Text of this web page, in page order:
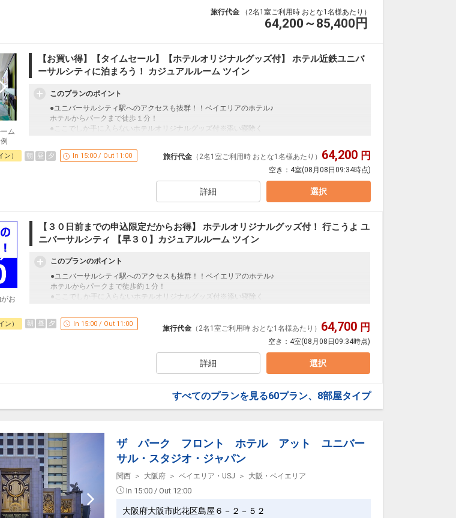
旅行代金 （2名1室ご利用時 おとな1名様あたり）
64,200～85,400 円
ム
【お買い得】【タイムセール】【ホテルオリジナルグッズ付】 ホテル近鉄ユニバ
ーサルシティに泊まろう！ カジュアルルーム ツイン
このプランのポイント
●ユニバーサルシティ駅へのアクセスも抜群！！ベイエリアのホテル♪
ホテルからパークまで徒歩１分！
●ここでしか手に入らないホテルオリジナルグッズ付※添い寝除く
おすすめポイント【１】
★ほかでは手に入らないレアなグッズ★
※種類（デザイン）はお選びいただけません。
お子様連れのお客様にもうれしいサービスが充実！
●添い寝のお子様にアメニティセットをご用意！
・パジャマ(サイズ120cm)
・歯ブラシセット（いちご味）
※ご希望の場合は、ご予約後、直接宿泊施設へご連絡ください。
●ベビーベッド（0歳つかまり立ちをしないお子様に限る）・ベッドガード・おねしょシート無料
貸出！
※ご希望の場合は、ご予約後、直接宿泊施設へご連絡ください。
●無料でコインロッカーをご利用いただけます！
設定期間：2026年7月18日～2026年9月30日
インターネットコース番号：DP-1-17642734
） 朝 昼 夕 In 15:00 / Out 11:00 旅行代金 （2名1室ご利用時 おとな1名様あたり） 64,200 円
空き： 4室(08月08日09:34時点)
詳細 選択
お
【３０日前までの申込限定だからお得】 ホテルオリジナルグッズ付！ 行こうよ ユ
ニバーサルシティ 【早３０】カジュアルルーム ツイン
このプランのポイント
●ユニバーサルシティ駅へのアクセスも抜群！！ベイエリアのホテル♪
ホテルからパークまで徒歩約１分！
●ここでしか手に入らないホテルオリジナルグッズ付※添い寝除く
【３０日前までの申込限定だからお得】早期申込限定プラン
本プランは「初泊日の３０日前までにお申し込みの方」に限りご予約可能なプランです。
早期申込対象期間を過ぎてからの変更（人数の内訳・客室タイプ・食事条件・プラン・氏名・人
員・泊数の増減等の変更）があった場合、本プランはご利用いただけず、取消後、新たに通常プ
※おひとり様滞在中おひとつ。
お子様連れのお客様にもうれしいサービスが充実！
●添い寝のお子様にアメニティセットをご用意！
・パジャマ(サイズ120cm)
・スリッパ(サイズ22cm)
・歯ブラシセット（いちご味）
※ご希望の場合は、ご予約時「お問合せ・ご要望等メモ欄｣、または予約後「マイページ」に添い
寝のお子様の人数・ご年齢とお子様セットご希望の旨をご入力ください。
ン） 朝 昼 夕 In 15:00 / Out 11:00
旅行代金 （2名1室ご利用時 おとな1名様あたり） 64,700 円
空き： 4室(08月08日09:34時点)
詳細 選択
すべてのプランを見る60プラン、8部屋タイプ
ザ パーク フロント ホテル アット ユニバー
サル・スタジオ・ジャパン
関西 大阪府 ベイエリア・USJ 大阪・ベイエリア
In 15:00 / Out 12:00
大阪府大阪市此花区島屋６－２－５２